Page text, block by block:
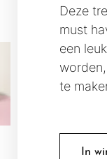
Deze
must
een
te
In